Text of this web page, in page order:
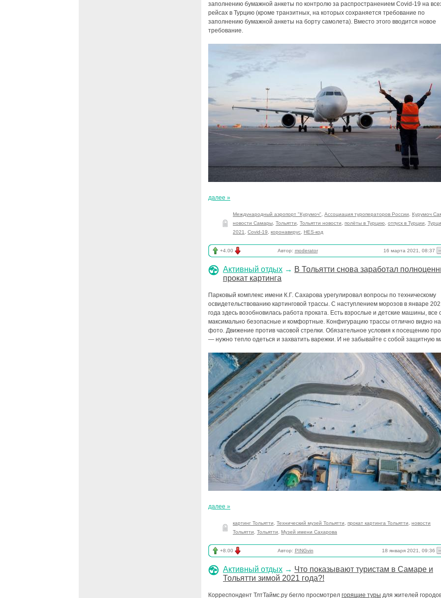
заполнению бумажной анкеты по контролю за распространением Covid-19 на
рейсах в Турцию (кроме транзитных, на которых сохраняется требование по
заполнению бумажной анкеты на борту самолета). Вместо этого вводится новое
требование.
далее »
Международный аэропорт "Курумоч" Ассоциация туроператоров России
Курумоч
новости Самары Тольятти Тольятти новости полёты в Турцию отпуск в Турции
2021
Covid-19 коронавирус HES-код
+4.00 Автор: moderator 16 марта 2021, 08:37
Активный отдых → В Тольятти снова заработал
прокат картинга
Парковый комплекс имени К.Г. Сахарова урегулировал вопросы по техническому
освидетельствованию картинговой трассы. С наступлением морозов в январе
года здесь возобновилась работа проката. Есть взрослые и детские машины, все
максимально безопасные и комфортные. Конфигурацию трассы отлично видно на
фото. Движение против часовой стрелки. Обязательное условия к посещению
— нужно тепло одеться и захватить варежки. И не забывайте с собой защитную
далее »
картинг Тольятти Технический музей Тольятти прокат картинга Тольятти
новости
Тольятти
Тольятти Музей имени Сахарова
+8.00 Автор: PINGvin 18 января 2021, 09:36
Активный отдых → Что показывают туристам в Самаре и
Тольятти зимой 2021 года?!
Корреспондент ТлтТаймс.ру бегло просмотрел горящие туры для жителей